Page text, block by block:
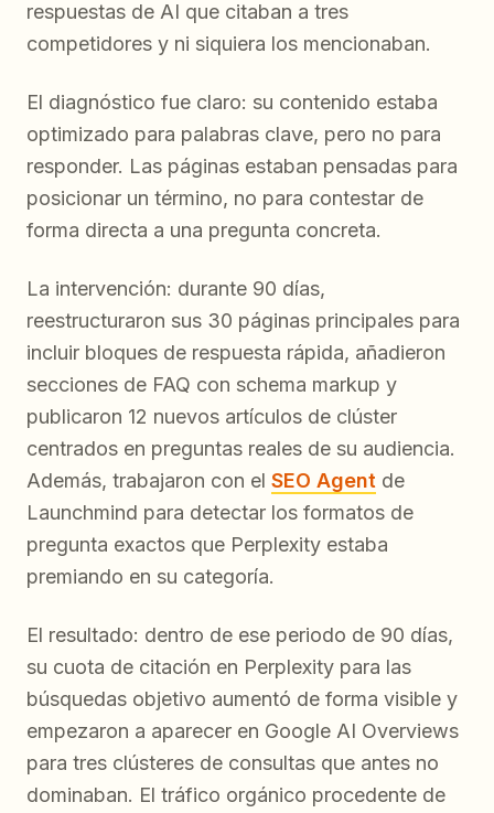
respuestas de AI que citaban a tres
competidores y ni siquiera los mencionaban.
El diagnóstico fue claro: su contenido estaba
optimizado para palabras clave, pero no para
responder. Las páginas estaban pensadas para
posicionar un término, no para contestar de
forma directa a una pregunta concreta.
La intervención: durante 90 días,
reestructuraron sus 30 páginas principales para
incluir bloques de respuesta rápida, añadieron
secciones de FAQ con schema markup y
publicaron 12 nuevos artículos de clúster
centrados en preguntas reales de su audiencia.
Además, trabajaron con el SEO Agent de
Launchmind para detectar los formatos de
pregunta exactos que Perplexity estaba
premiando en su categoría.
El resultado: dentro de ese periodo de 90 días,
su cuota de citación en Perplexity para las
búsquedas objetivo aumentó de forma visible y
empezaron a aparecer en Google AI Overviews
para tres clústeres de consultas que antes no
dominaban. El tráfico orgánico procedente de